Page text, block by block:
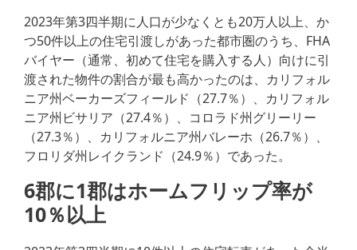
2023年第3四半期に人口が少なくとも20万人以上、か
つ50件以上の住宅引渡しがあった都市圏のうち、FHA
バイヤー（通常、初めて住宅を購入する人）向けに引
渡された物件の割合が最も高かったのは、カリフォル
ニア州ベーカーズフィールド（27.7％）、カリフォル
ニア州ビサリア（27.4％）、コロラド州グリーリー
（27.3％）、カリフォルニア州バレーホ（26.7％）、
フロリダ州レイクランド（24.9％）であった。
6郡に1郡はホームフリップ率が
10％以上